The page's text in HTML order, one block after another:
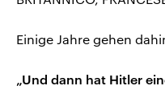
Einige Jahre gehen
„Und dann hat Hitler